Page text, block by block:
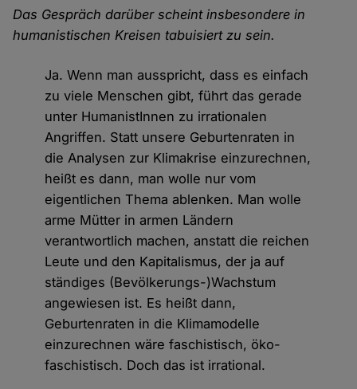
Das Gespräch darüber scheint insbesondere in
humanistischen Kreisen tabuisiert zu sein.
Ja. Wenn man ausspricht, dass es einfach
zu viele Menschen gibt, führt das gerade
unter HumanistInnen zu irrationalen
Angriffen. Statt unsere Geburtenraten in
die Analysen zur Klimakrise einzurechnen,
heißt es dann, man wolle nur vom
eigentlichen Thema ablenken. Man wolle
arme Mütter in armen Ländern
verantwortlich machen, anstatt die reichen
Leute und den Kapitalismus, der ja auf
ständiges (Bevölkerungs-)Wachstum
angewiesen ist. Es heißt dann,
Geburtenraten in die Klimamodelle
einzurechnen wäre faschistisch, öko-
faschistisch. Doch das ist irrational.